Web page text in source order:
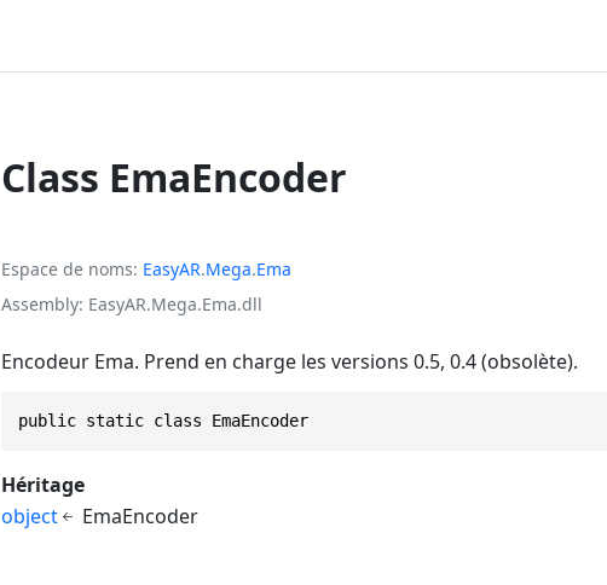
Class EmaEncoder
Espace de noms EasyAR.Mega.Ema
Assembly EasyAR.Mega.Ema.dll
Encodeur Ema. Prend en charge les versions 0.5, 0.4 (obsolète).
public static class EmaEncoder
Héritage
object
EmaEncoder